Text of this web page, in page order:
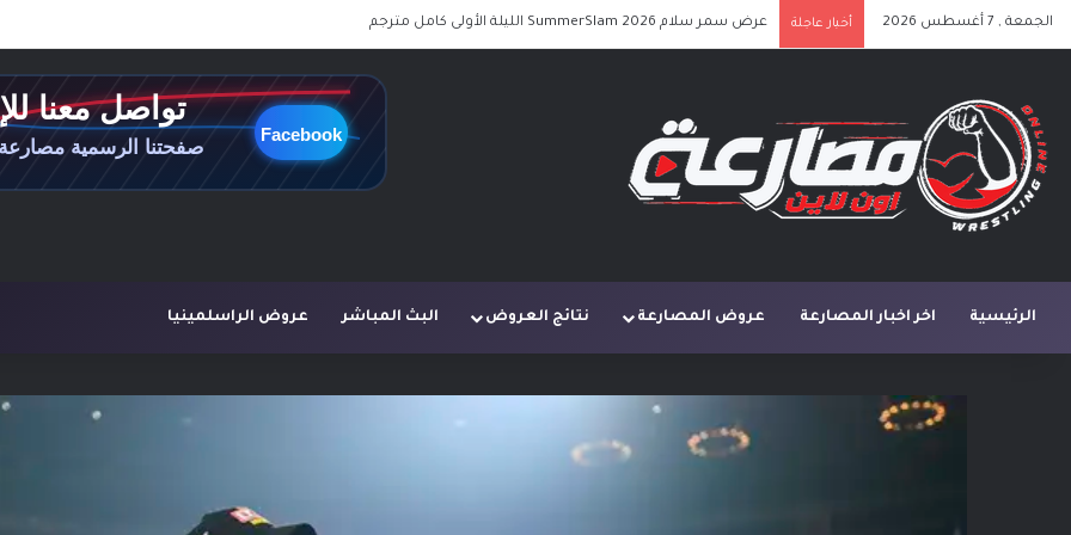
الجمعة , 7 أغسطس 2026 أخبار عاجلة عرض سمر سلام SummerSlam 2026 الليلة الأولى كامل مترجم
الرئيسية اخر اخبار المصارعة عروض المصارعة نتائج العروض البث المباشر عروض الراسلمينيا